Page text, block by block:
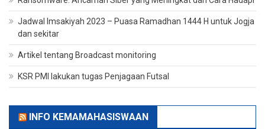
Jadwal Imsakiyah 2023 – Puasa Ramadhan 1444 H untuk Jogja
dan sekitar
Artikel tentang Broadcast monitoring
KSR PMI lakukan tugas Penjagaan Futsal
INFO KEMAMAHASISWAAN